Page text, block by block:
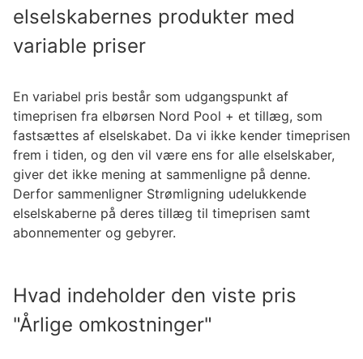
elselskabernes produkter med
variable priser
En variabel pris består som udgangspunkt af
timeprisen fra elbørsen Nord Pool + et tillæg, som
fastsættes af elselskabet. Da vi ikke kender timeprisen
frem i tiden, og den vil være ens for alle elselskaber,
giver det ikke mening at sammenligne på denne.
Derfor sammenligner Strømligning udelukkende
elselskaberne på deres tillæg til timeprisen samt
abonnementer og gebyrer.
Hvad indeholder den viste pris
"Årlige omkostninger"